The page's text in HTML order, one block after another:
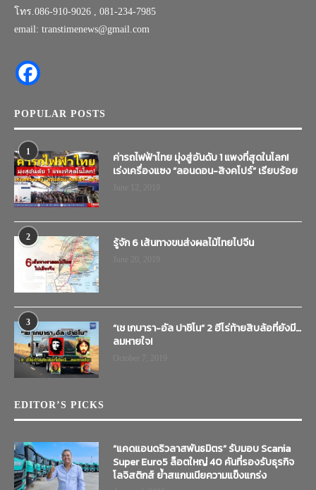
โทร.086-910-9026 , 081-234-7985
email: transtimenews@gmail.com
POPULAR POSTS
1
ค่ารถไฟฟ้าไทย มุ่งสู่อันดับ 1 แพงที่สุดในโลก!
เร่งเครื่องแซง “ลอนดอน-สิงคโปร์” เรียบร้อย
2 รู้จัก 6 เส้นทางขนส่งผลไม้ไทยไปจีน
3
“เช เกบารา-อัล ปาชิโน” 2 ฮีโร่ท้ายสิบล้อที่ยังมี…
ลมหายใจ!
EDITOR’S PICKS
“แคดแอนดริวลาสพันธมิตร” รับมอบ Scania
Super Euro5 ล็อตใหญ่ 40 คันที่รองรับธุรกิจ
โลจิสติกส์ ย้ำสแกนเนียความแข็งแกร่ง